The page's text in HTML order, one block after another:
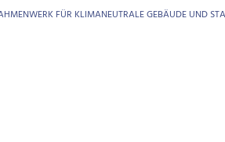
FÜR KLIMANEUTRALE GEBÄUDE UND